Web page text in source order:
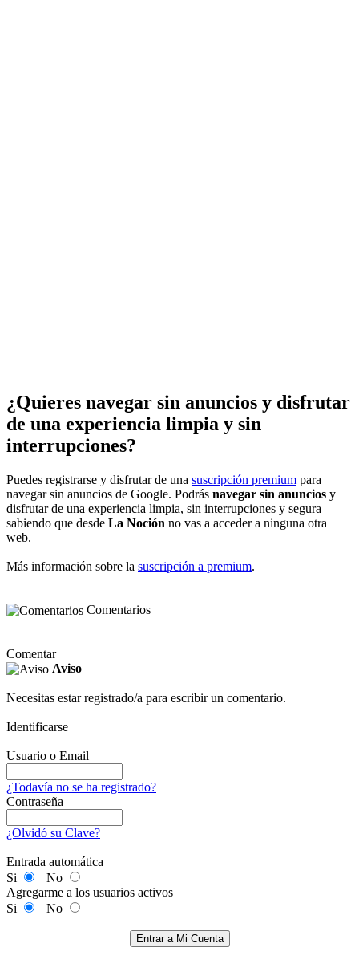
¿Quieres navegar sin anuncios y disfrutar
de una experiencia limpia y sin
interrupciones?
Puedes registrarse y disfrutar de una suscripción premium para
navegar sin anuncios de Google. Podrás navegar sin anuncios y
disfrutar de una experiencia limpia, sin interrupciones y segura
sabiendo que desde La Noción no vas a acceder a ninguna otra
web.
Más información sobre la suscripción a premium.
Comentarios
Comentar
Aviso
Necesitas estar registrado/a para escribir un comentario.
Identificarse
Usuario o Email
¿Todavía no se ha registrado?
Contraseña
¿Olvidó su Clave?
Entrada automática
Si
No
Agregarme a los usuarios activos
Si
No
Entrar a Mi Cuenta